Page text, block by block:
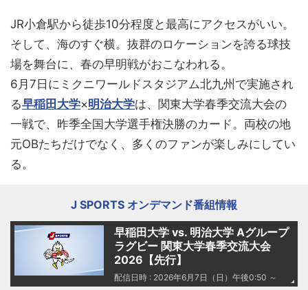
JR小倉駅から徒歩10分程度と最高にアクセスがいい。
そして、海のすぐ横。抜群のロケーションを誇る球技
場を舞台に、春の早明戦がおこなわれる。
6月7日にミクニワールドスタジアム北九州で実施され
る早稲田大学×明治大学は、関東大学春季交流大会の
一戦で、昨季全国大学選手権決勝のカード。両校の地
元OBたちだけでなく、多くのファンが楽しみにしてい
る。
J SPORTS オンデマンド番組情報
早稲田大学 vs. 明治大学 Aグループ
ラグビー 関東大学春季交流大会
2026【先行】
配信日時 : 2026年6月7日（日）午後0:50 ～